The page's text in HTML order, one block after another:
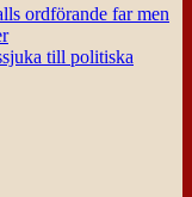
ordförande far men
till politiska